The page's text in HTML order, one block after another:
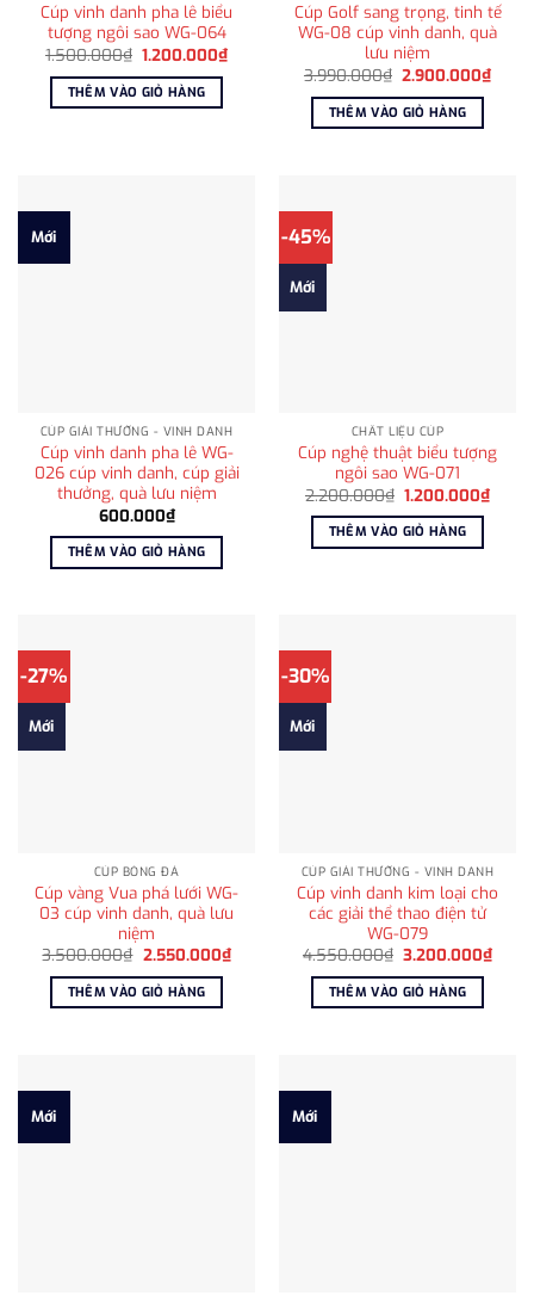
Cúp vinh danh pha lê biểu
tượng ngôi sao WG-064
1.500.000₫ Giá
là:
1.500.000₫.
1.200.000₫Giá
hiện
THÊM VÀO GIỎ HÀNG
Cúp Golf sang trọng, tinh tế
WG-08 cúp vinh danh, quà
lưu niệm
3.990.000₫ Giá
là:
3.990.000₫.
2.900.000₫Giá
hiện
THÊM VÀO GIỎ HÀNG
Mới
CÚP GIẢI THƯỞNG - VINH DANH
Cúp vinh danh pha lê WG-
026 cúp vinh danh, cúp giải
thưởng, quà lưu niệm
600.000₫
THÊM VÀO GIỎ HÀNG
-45%
Mới
CHẤT LIỆU CÚP
Cúp nghệ thuật biểu tượng
ngôi sao WG-071
2.200.000₫ Giá
là:
2.200.000₫.
1.200.000₫Giá
hiện
THÊM VÀO GIỎ HÀNG
-27%
Mới
CÚP BÓNG ĐÁ
Cúp vàng Vua phá lưới WG-
03 cúp vinh danh, quà lưu
niệm
3.500.000₫ Giá
là:
3.500.000₫.
2.550.000₫Giá
hiện
2.550.000₫.
THÊM VÀO GIỎ HÀNG
-30%
Mới
CÚP GIẢI THƯỞNG - VINH DANH
Cúp vinh danh kim loại cho
các giải thể thao điện tử
WG-079
4.550.000₫ Giá
là:
4.550.000₫.
3.200.000₫Giá
hiện
THÊM VÀO GIỎ HÀNG
Mới Mới